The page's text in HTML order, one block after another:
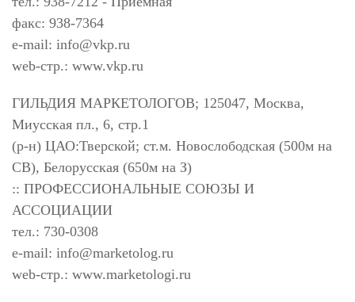
факс: 938-7364
e-mail: info@vkp.ru
web-стр.: www.vkp.ru
ГИЛЬДИЯ МАРКЕТОЛОГОВ; 125047, Москва,
Миусская пл., 6, стр.1
(р-н) ЦАО:Тверской; ст.м. Новослободская (500м на
СВ), Белорусская (650м на З)
:: ПРОФЕССИОНАЛЬНЫЕ СОЮЗЫ И
АССОЦИАЦИИ
тел.: 730-0308
e-mail: info@marketolog.ru
web-стр.: www.marketologi.ru